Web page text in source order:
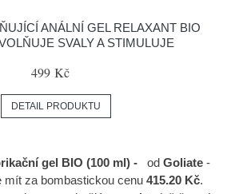
ANÁLNÍ GEL RELAXANT BIO
SVALY A STIMULUJE
499 Kč
DETAIL PRODUKTU
gel BIO (100 ml) - od Goliate -
mít za bombastickou cenu 415.20 Kč.